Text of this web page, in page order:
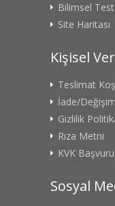
Bilimsel
Site Haritası
Kişisel
Teslimat
İade/
Gizlilik
Rıza Metni
KVK
Sosyal